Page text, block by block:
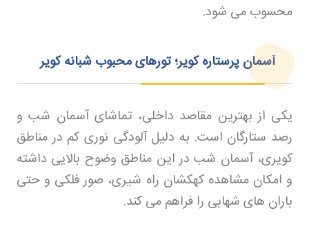
محسوب می شود.
آسمان پرستاره کویر؛ تورهای محبوب شبانه کویر
یکی از بهترین مقاصد داخلی، تماشای آسمان شب و
رصد ستارگان است. به دلیل آلودگی نوری کم در مناطق
کویری، آسمان شب در این مناطق وضوح بالایی داشته
و امکان مشاهده کهکشان راه شیری، صور فلکی و حتی
باران های شهابی را فراهم می کند.